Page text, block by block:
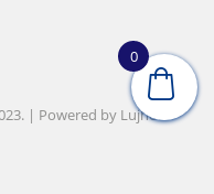
de Marketing Digital
| Powered by Lujhon
0